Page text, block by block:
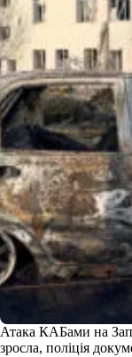
Атака КАБами на
зросла, поліція